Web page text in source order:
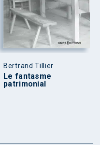
Bertrand Tillier
Le fantasme
patrimonial